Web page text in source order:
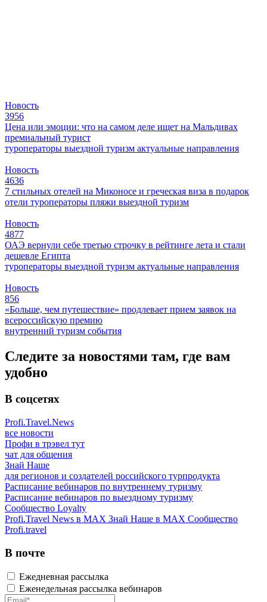
Новость
3956
Цена или эмоции: что на самом деле ищет на Мальдивах
премиальный турист
туроператоры выездной туризм актуальные направления
Новость
4636
7 стильных отелей на Миконосе и греческая виза в подарок
отели туроператоры пляжи выездной туризм
Новость
4877
ОАЭ вернули себе третью строчку в рейтинге лета и стали
дешевле Египта
туроператоры выездной туризм актуальные направления
Новость
856
«Больше, чем путешествие» продлевает прием заявок на
всероссийскую премию
внутренний туризм события
Следите за новостями там, где вам
удобно
В соцсетях
Profi.Travel.News
все новости
Профи в трэвел тут
чат для общения
Знай Наше
для регионов и создателей российского турпродукта
Расписание вебинаров по внутреннему туризму
Расписание вебинаров по выездному туризму
Сообщество Loyalty
Profi.Travel News в MAX Знай Наше в MAX Сообщество
Profi.travel
В почте
Ежедневная рассылка
Еженедельная рассылка вебинаров